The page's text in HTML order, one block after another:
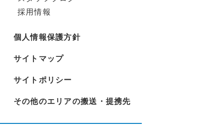
採用情報
個人情報保護方針
サイトマップ
サイトポリシー
その他のエリアの搬送・提携先